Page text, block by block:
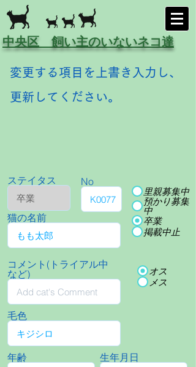
中央区 飼い主のいないネコ達
変更する項目を上書き入力し、
更新してください。
ステイタス No
猫の名前
里親募集中
預かり募集
中
卒業
掲載中止
コメント(トライアル中
など)
オス
メス
毛色
年齢 生年月日